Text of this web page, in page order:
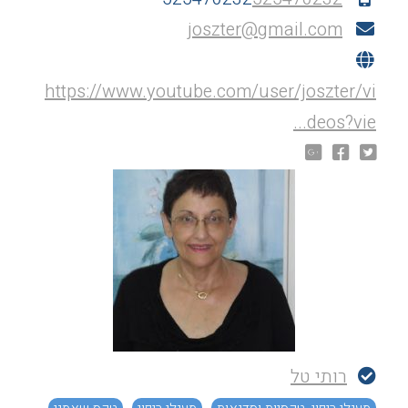
joszter@gmail.com
https://www.youtube.com/user/joszter/vi
deos?vie...
רותי טל